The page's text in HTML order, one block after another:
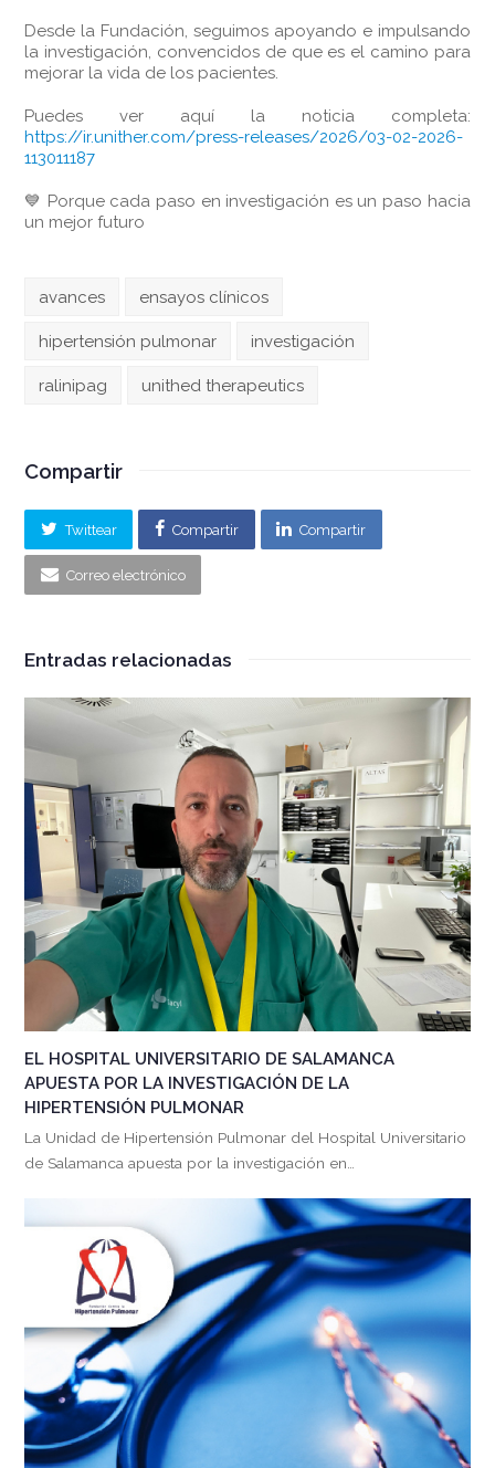
Desde la Fundación, seguimos apoyando e impulsando
la investigación, convencidos de que es el camino para
mejorar la vida de los pacientes.
Puedes ver aquí la noticia completa:
https://ir.unither.com/press-releases/2026/03-02-2026-
113011187
💙 Porque cada paso en investigación es un paso hacia
un mejor futuro
avances ensayos clínicos
hipertensión pulmonar investigación
ralinipag unithed therapeutics
Compartir
Twittear Compartir Compartir
Correo electrónico
Entradas relacionadas
EL HOSPITAL UNIVERSITARIO DE SALAMANCA
APUESTA POR LA INVESTIGACIÓN DE LA
HIPERTENSIÓN PULMONAR
La Unidad de Hipertensión Pulmonar del Hospital Universitario
de Salamanca apuesta por la investigación en…